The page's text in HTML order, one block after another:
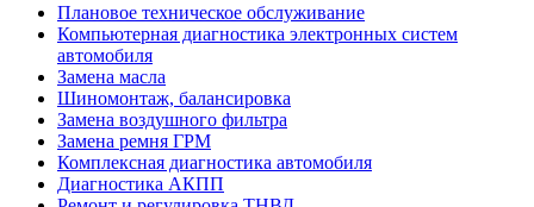
Плановое техническое обслуживание
Компьютерная диагностика электронных систем
автомобиля
Замена масла
Шиномонтаж, балансировка
Замена воздушного фильтра
Замена ремня ГРМ
Комплексная диагностика автомобиля
Диагностика АКПП